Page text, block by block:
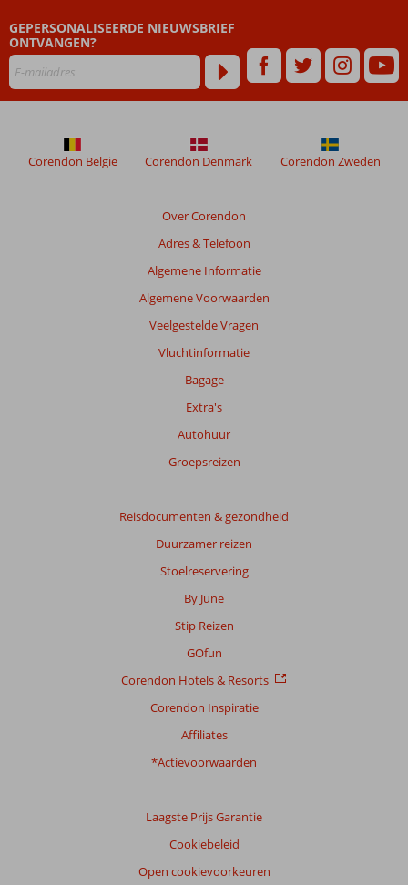
GEPERSONALISEERDE NIEUWSBRIEF
ONTVANGEN?
Over Corendon
Adres & Telefoon
Algemene Informatie
Algemene Voorwaarden
Veelgestelde Vragen
Vluchtinformatie
Bagage
Extra's
Autohuur
Groepsreizen
Reisdocumenten & gezondheid
Duurzamer reizen
Stoelreservering
By June
Stip Reizen
GOfun
Corendon Hotels & Resorts
Corendon Inspiratie
Affiliates
*Actievoorwaarden
Laagste Prijs Garantie
Cookiebeleid
Open cookievoorkeuren
Corendon België Corendon Denmark Corendon Zweden